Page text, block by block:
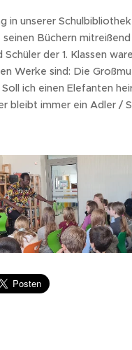
in unserer
seinen Büchern
Schüler der 1. Klassen
Werke sind: Die
ich einen Elefanten
bleibt immer ein Adler /